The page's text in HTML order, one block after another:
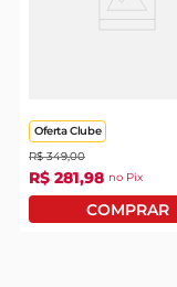
Oferta Clube
R$ 349,00
R$ 281,98 no Pix